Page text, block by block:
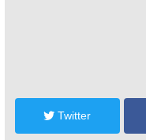
Twitter